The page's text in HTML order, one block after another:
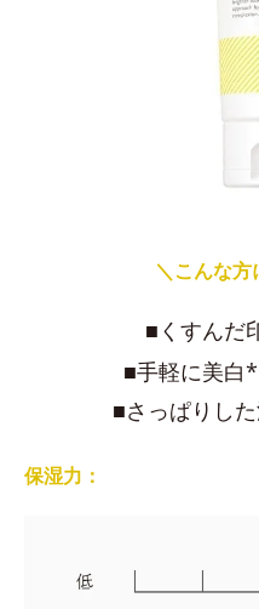
＼こんな
■くすんだ
■手軽に美白*
■さっぱりし
保湿力：